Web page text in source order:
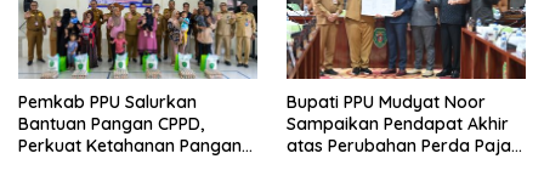
Pemkab PPU Salurkan
Bantuan Pangan CPPD,
Perkuat Ketahanan Pangan
Bupati PPU Mudyat Noor
Sampaikan Pendapat Akhir
atas Perubahan Perda Pajak